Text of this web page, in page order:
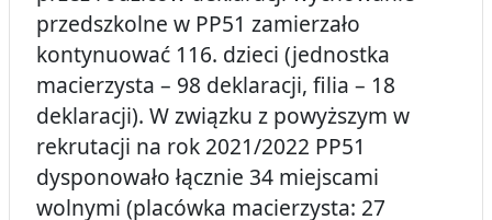
przedszkolne w PP51 zamierzało
kontynuować 116. dzieci (jednostka
macierzysta – 98 deklaracji, filia – 18
deklaracji). W związku z powyższym w
rekrutacji na rok 2021/2022 PP51
dysponowało łącznie 34 miejscami
wolnymi (placówka macierzysta: 27